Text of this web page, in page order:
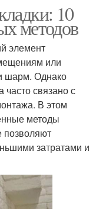
10
методов
элемент
или
шарм. Однако
часто связано с
В этом
методы
позволяют
затратами и